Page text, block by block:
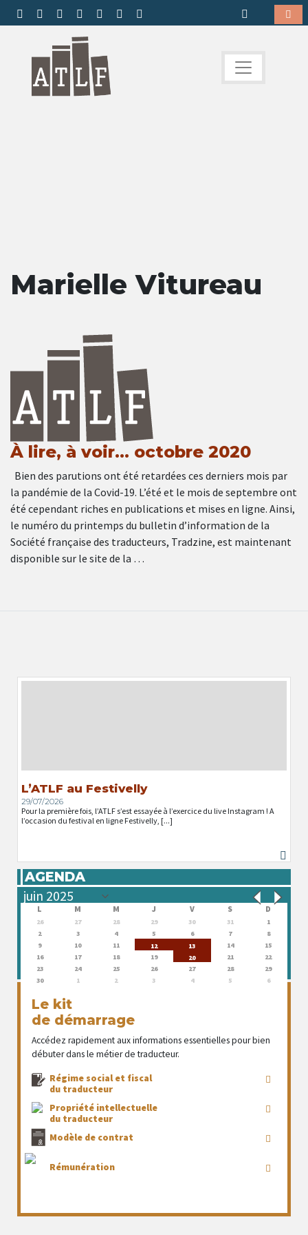
Marielle Vitureau
À lire, à voir… octobre 2020
Bien des parutions ont été retardées ces derniers mois par
la pandémie de la Covid-19. L’été et le mois de septembre ont
été cependant riches en publications et mises en ligne. Ainsi,
le numéro du printemps du bulletin d’information de la
Société française des traducteurs, Tradzine, est maintenant
disponible sur le site de la …
L’ATLF au Festivelly
29/07/2026
Pour la première fois, l’ATLF s’est essayée à l’exercice du live Instagram ! A
l’occasion du festival en ligne Festivelly, [...]
AGENDA
L M M J V S D
26 27 28 29 30 31
1
2
3 4 5 6 7
8
9
10 11 12 13 14
15
16
17 18 19 20 21
22
23
24 25 26 27 28
29
30
1 2 3 4 5 6
Le kit
de démarrage
Accédez rapidement aux informations essentielles pour bien
débuter dans le métier de traducteur.
Régime social et fiscal
du traducteur
Propriété intellectuelle
du traducteur
Modèle de contrat
Rémunération